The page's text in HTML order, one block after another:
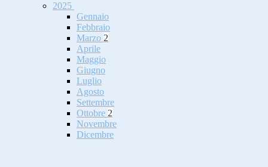
2025
Gennaio
Febbraio
Marzo 2
Aprile
Maggio
Giugno
Luglio
Agosto
Settembre
Ottobre 2
Novembre
Dicembre